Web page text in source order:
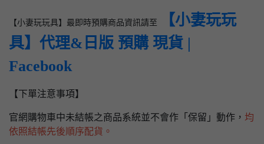
【小妻玩玩具】最即時預購商品資訊請至
【小妻玩玩
具】代理&日版 預購 現貨 |
Facebook
【下單注意事項】
官網購物車中未結帳之商品系統並不會作「保留」動作， 均
依照結帳先後順序配貨。